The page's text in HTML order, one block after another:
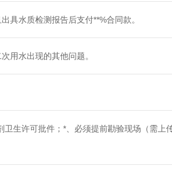
具水质检测报告后支付**%合同款。
用水出现的其他问题。
生许可批件；*、必须提前勘验现场（需上